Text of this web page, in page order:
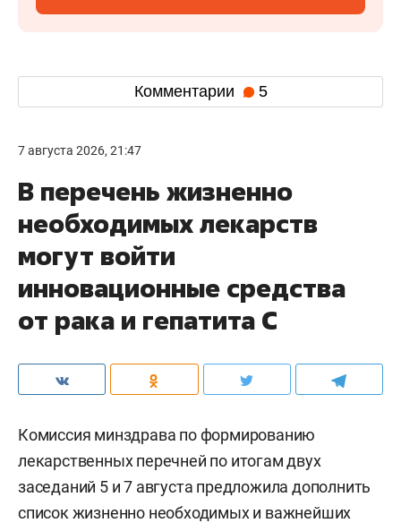
Комментарии 5
7 августа 2026, 21:47
В перечень жизненно
необходимых лекарств
могут войти
инновационные средства
от рака и гепатита С
Комиссия минздрава по формированию
лекарственных перечней по итогам двух
заседаний 5 и 7 августа предложила дополнить
список жизненно необходимых и важнейших